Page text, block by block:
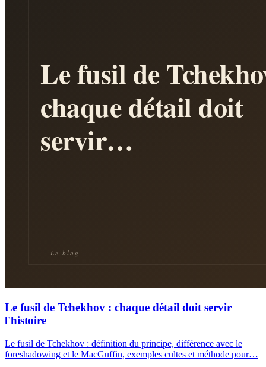
Le fusil de Tchekhov : chaque détail doit servir
l'histoire
Le fusil de Tchekhov : définition du principe, différence avec le
foreshadowing et le MacGuffin, exemples cultes et méthode pour…